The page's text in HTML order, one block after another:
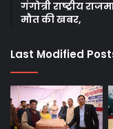
गंगोत्री राष्ट्रीय
मौत की खबर,
Last Modified